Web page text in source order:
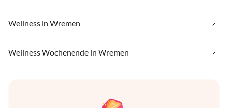
Wellness in Wremen
Wellness Wochenende in Wremen